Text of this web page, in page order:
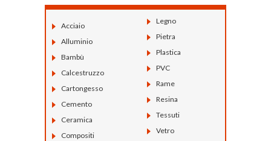
Acciaio
Alluminio
Bambù
Calcestruzzo
Cartongesso
Cemento
Ceramica
Compositi
Legno
Pietra
Plastica
PVC
Rame
Resina
Tessuti
Vetro